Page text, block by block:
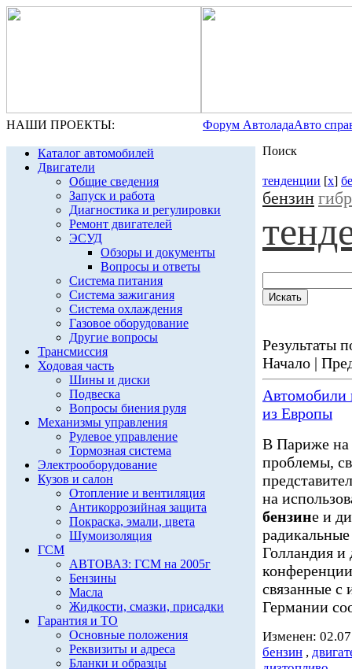
НАШИ ПРОЕКТЫ: Форум АвтоладаАвто
Каталог автомобилей
Двигатели
Общие сведения
Запуск и работа
Диагностика и регулировки
Ремонт двигателей
ЭСУД
Обзоры и документы
Вопросы и ответы
Система питания
Система зажигания
Система охлаждения
Газовое оборудование
Другие вопросы
Трансмиссия
Ходовая часть
Шины и диски
Подвеска
Вопросы биения руля
Механизмы управления
Рулевое управление
Тормозная система
Электрооборудование
Кузов и салон
Отопление и вентиляция
Антикоррозийная защита
Покраска, эмали, цвета
Шумоизоляция
ГСМ
АВТОВАЗ: ГСМ на 2005г
Бензины
Масла
Жидкости, смазки, присадки
Гарантия и ТО
Основные положения
Реквизиты и адреса
Бланки и образцы
Поиск
тенденции [x]
бензин
Результаты
Начало |
из Европы
В Париже
проблемы,
на
бензине и
Голландия
связанные с
Германии
Изменен:
бензин ,